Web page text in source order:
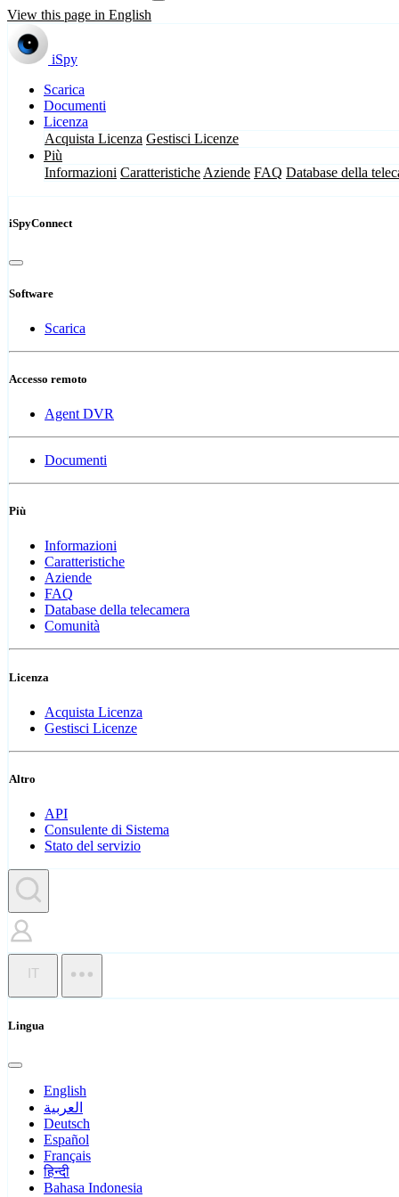
View this page in English
iSpy
Scarica
Documenti
Licenza
Acquista Licenza Gestisci Licenze
Più
Informazioni Caratteristiche Aziende FAQ Database della
iSpyConnect
Software
Scarica
Accesso remoto
Agent DVR
Documenti
Più
Informazioni
Caratteristiche
Aziende
FAQ
Database della telecamera
Comunità
Licenza
Acquista Licenza
Gestisci Licenze
Altro
API
Consulente di Sistema
Stato del servizio
IT
Lingua
English
العربية
Deutsch
Español
Français
हिन्दी
Bahasa Indonesia